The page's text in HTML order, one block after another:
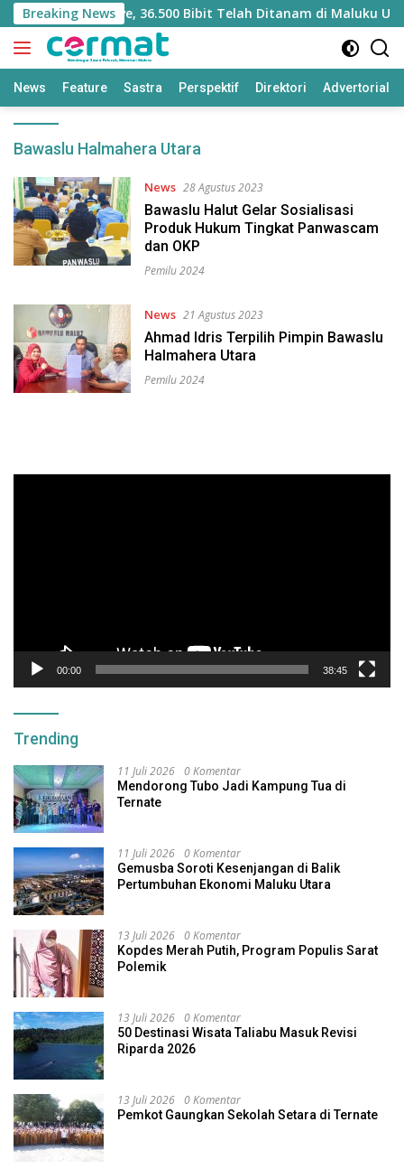
Langsung
ke
konten
Breaking News
Mangrove, 36.500 Bibit Telah Ditanam di Maluku Utara
News Feature Sastra Perspektif Direktori Advertorial
Bawaslu Halmahera Utara
News 28 Agustus 2023
Bawaslu Halut Gelar Sosialisasi
Produk Hukum Tingkat Panwascam
dan OKP
Pemilu 2024
News 21 Agustus 2023
Ahmad Idris Terpilih Pimpin Bawaslu
Halmahera Utara
Pemilu 2024
00:00 38:45
Trending
11 Juli 2026 0 Komentar
Mendorong Tubo Jadi Kampung Tua di
Ternate
11 Juli 2026 0 Komentar
Gemusba Soroti Kesenjangan di Balik
Pertumbuhan Ekonomi Maluku Utara
13 Juli 2026 0 Komentar
Kopdes Merah Putih, Program Populis Sarat
Polemik
13 Juli 2026 0 Komentar
50 Destinasi Wisata Taliabu Masuk Revisi
Riparda 2026
13 Juli 2026 0 Komentar
Pemkot Gaungkan Sekolah Setara di Ternate